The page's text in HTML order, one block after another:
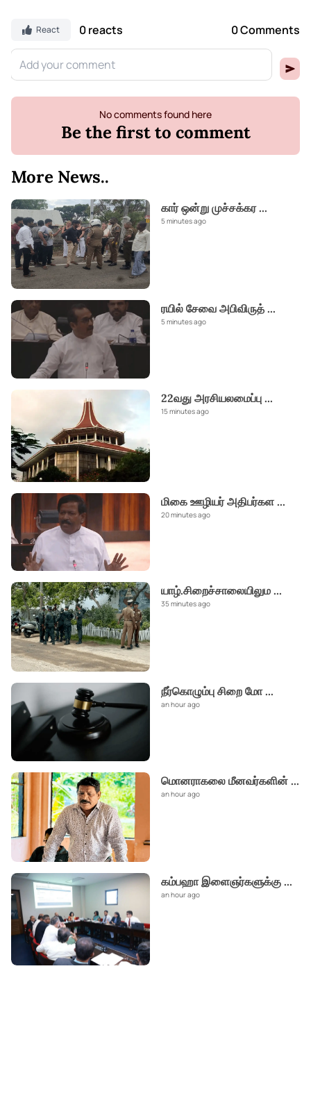
React 0 reacts 0 Comments
No comments found here
Be the first to comment
More News..
கார் ஒன்று முச்சக்கர...
5 minutes ago
ரயில் சேவை அபிவிருத் ...
5 minutes ago
22வது அரசியலமைப்பு ...
15 minutes ago
மிகை ஊழியர் அதிபர்கள ...
20 minutes ago
யாழ்.சிறைச்சாலையிலும ...
35 minutes ago
நீர்கொழும்பு சிறை மோ...
an hour ago
மொனராகலை மீனவர்களின் ...
an hour ago
கம்பஹா இளைஞர்களுக்கு ...
an hour ago